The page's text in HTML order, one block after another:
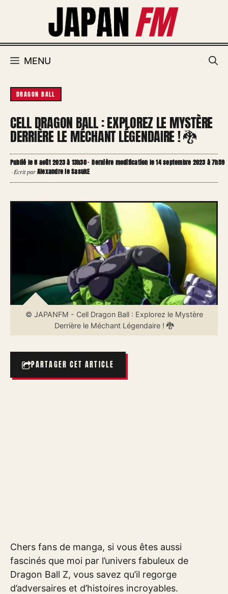
MENU
DRAGON BALL
CELL DRAGON BALL : EXPLOREZ LE MYSTÈRE
DERRIÈRE LE MÉCHANT LÉGENDAIRE ! 🐉
Publié le 8 août 2023 à 13h30· Dernière modification le 14 septembre 2023 à 7h59
·Écrit parAlexandre le SasukE
© JAPANFM - Cell Dragon Ball : Explorez le Mystère
Derrière le Méchant Légendaire ! 🐉
PARTAGER CET ARTICLE
Chers fans de manga, si vous êtes aussi
fascinés que moi par l’univers fabuleux de
Dragon Ball Z, vous savez qu’il regorge
d’adversaires et d’histoires incroyables.